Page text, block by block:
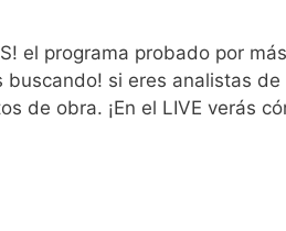
el programa probado por
si eres analistas
de obra. ¡En el LIVE verás